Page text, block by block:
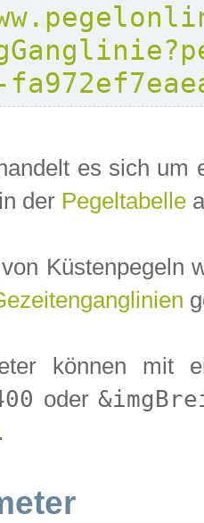
es sich um
der Pegeltabelle
Küstenpegeln
können mit
oder
.